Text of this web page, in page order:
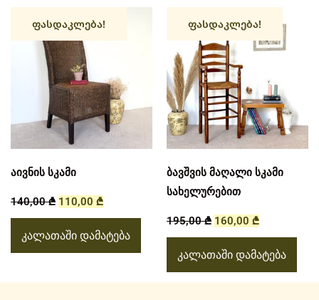
ფასდაკლება!
აივნის სკამი
140,00₾ 110,00 ₾
კალათაში დამატება
ფასდაკლება!
ბავშვის მაღალი სკამი
სახელურებით
195,00₾ 160,00 ₾
კალათაში დამატება